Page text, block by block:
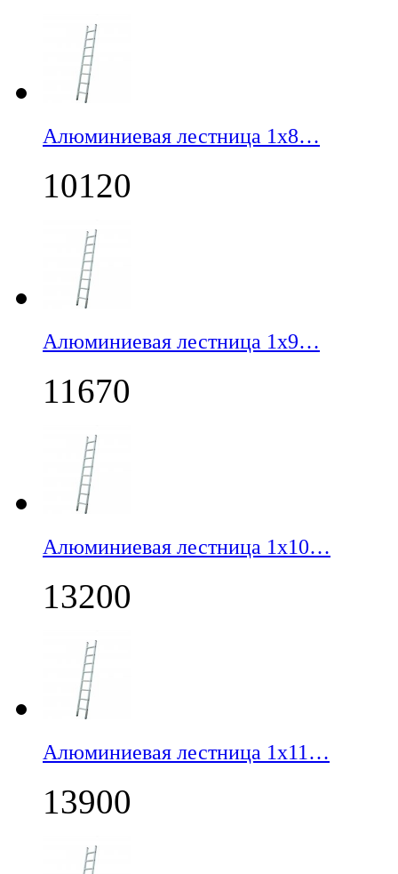
Алюминиевая лестница 1х8…
10120
Алюминиевая лестница 1х9…
11670
Алюминиевая лестница 1х10…
13200
Алюминиевая лестница 1х11…
13900